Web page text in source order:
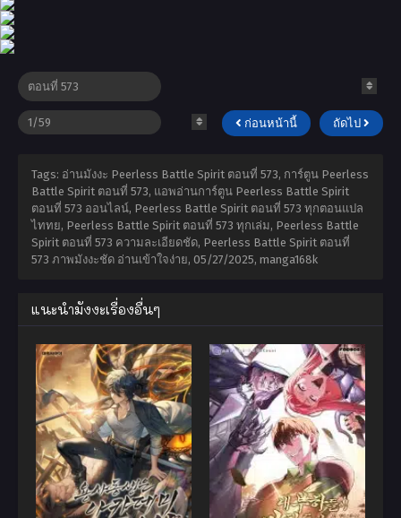
ก่อนหน้านี้ ถัดไป
Tags: อ่านมังงะ Peerless Battle Spirit ตอนที่ 573, การ์ตูน Peerless
Battle Spirit ตอนที่ 573, แอพอ่านการ์ตูน Peerless Battle Spirit
ตอนที่ 573 ออนไลน์, Peerless Battle Spirit ตอนที่ 573 ทุกตอนแปล
ไททย, Peerless Battle Spirit ตอนที่ 573 ทุกเล่ม, Peerless Battle
Spirit ตอนที่ 573 ความละเอียดชัด, Peerless Battle Spirit ตอนที่
573 ภาพมังงะชัด อ่านเข้าใจง่าย, 05/27/2025, manga168k
แนะนำมังงะเรื่องอื่นๆ